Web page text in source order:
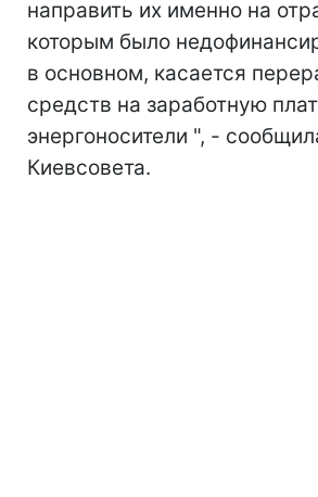
направить их именно на
которым было
в основном, касается
средств на заработную
энергоносители ", -
Киевсовета.